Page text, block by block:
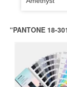
“PANTONE 18-